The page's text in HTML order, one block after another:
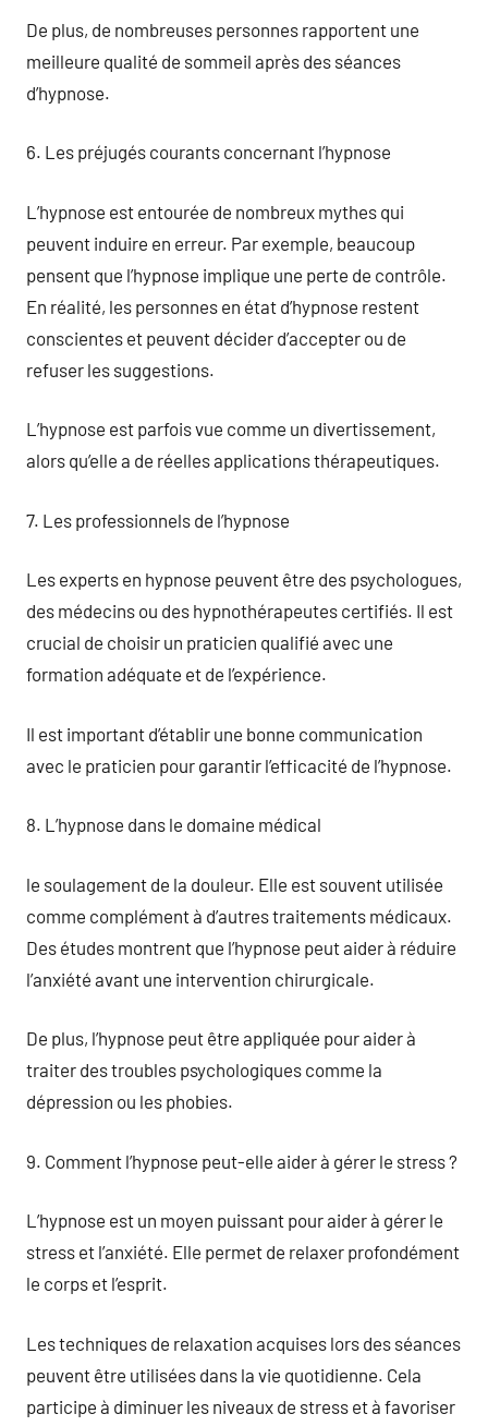
De plus, de nombreuses personnes rapportent une
meilleure qualité de sommeil après des séances
d’hypnose.
6. Les préjugés courants concernant l’hypnose
L’hypnose est entourée de nombreux mythes qui
peuvent induire en erreur. Par exemple, beaucoup
pensent que l’hypnose implique une perte de contrôle.
En réalité, les personnes en état d’hypnose restent
conscientes et peuvent décider d’accepter ou de
refuser les suggestions.
L’hypnose est parfois vue comme un divertissement,
alors qu’elle a de réelles applications thérapeutiques.
7. Les professionnels de l’hypnose
Les experts en hypnose peuvent être des psychologues,
des médecins ou des hypnothérapeutes certifiés. Il est
crucial de choisir un praticien qualifié avec une
formation adéquate et de l’expérience.
Il est important d’établir une bonne communication
avec le praticien pour garantir l’efficacité de l’hypnose.
8. L’hypnose dans le domaine médical
le soulagement de la douleur. Elle est souvent utilisée
comme complément à d’autres traitements médicaux.
Des études montrent que l’hypnose peut aider à réduire
l’anxiété avant une intervention chirurgicale.
De plus, l’hypnose peut être appliquée pour aider à
traiter des troubles psychologiques comme la
dépression ou les phobies.
9. Comment l’hypnose peut-elle aider à gérer le stress ?
L’hypnose est un moyen puissant pour aider à gérer le
stress et l’anxiété. Elle permet de relaxer profondément
le corps et l’esprit.
Les techniques de relaxation acquises lors des séances
peuvent être utilisées dans la vie quotidienne. Cela
participe à diminuer les niveaux de stress et à favoriser